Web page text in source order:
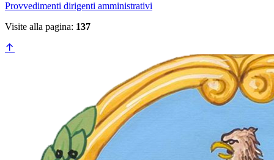
Provvedimenti dirigenti amministrativi
Visite alla pagina: 137